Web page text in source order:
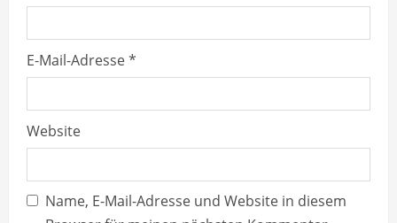
E-Mail-Adresse*
Website
Name, E-Mail-Adresse und Website in diesem